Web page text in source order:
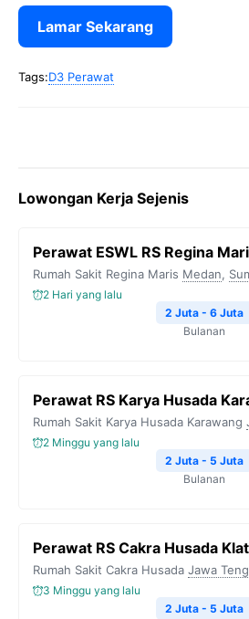
Lamar Sekarang
Tags:D3 Perawat
Lowongan Kerja Sejenis
Perawat ESWL RS Regina
Rumah Sakit Regina Maris Medan,
2 Hari yang lalu
2 Juta - 6 Juta
Bulanan
Perawat RS Karya Husada
Rumah Sakit Karya Husada Karawang
2 Minggu yang lalu
2 Juta - 5 Juta
Bulanan
Perawat RS Cakra Husada
Rumah Sakit Cakra Husada Jawa
3 Minggu yang lalu
2 Juta - 5 Juta